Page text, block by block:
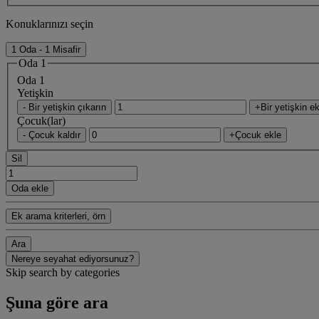
Konuklarınızı seçin
1 Oda - 1 Misafir
Oda 1
Oda 1
Yetişkin
- Bir yetişkin çıkarın +Bir yetişkin
Çocuk(lar)
- Çocuk kaldır +Çocuk ekle
Sil
Oda ekle
Ek arama kriterleri, örn
Ara
Nereye seyahat ediyorsunuz?
Skip search by categories
Şuna göre ara